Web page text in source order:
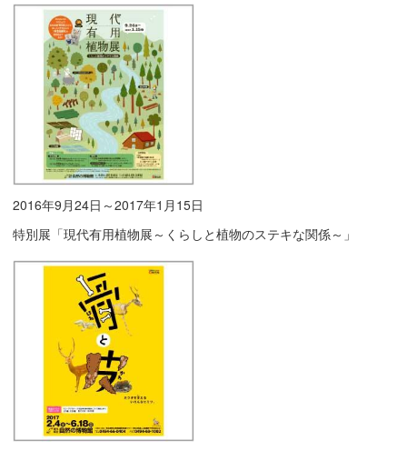
2016年9月24日～2017年1月15日
特別展「現代有用植物展～くらしと植物のステキな関係～」